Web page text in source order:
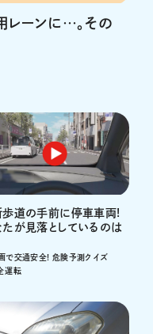
レーンに…。その
歩道の手前に停車車両!
たが見落としているのは
で交通安全! 危険予測クイズ
運転